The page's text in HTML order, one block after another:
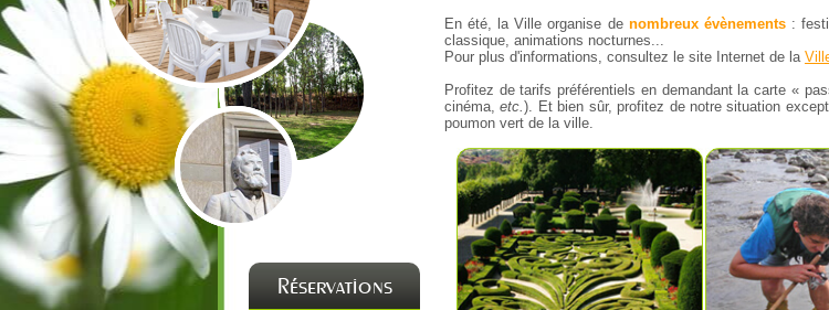
En été, la Ville organise de nombreux évènements:
classique, animations nocturnes...
Pour plus d'informations, consultez le site Internet de la
Profitez de tarifs préférentiels en demandant la carte «
cinéma,etc.). Et bien sûr, profitez de notre situation
poumon vert de la ville.
Réservations